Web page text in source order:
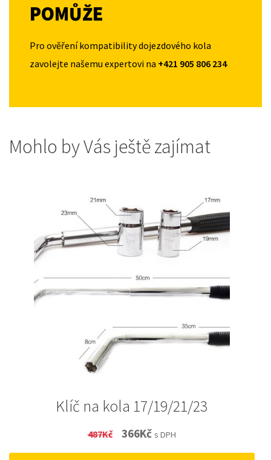
POMŮŽE
Pro ověření kompatibility dojezdového kola
zavolejte našemu expertovi na +421 905 806 234
Mohlo by Vás ještě zajímat
Klíč na kola 17/19/21/23
487Kč
Original
price
366KčCurrent
price
s DPH